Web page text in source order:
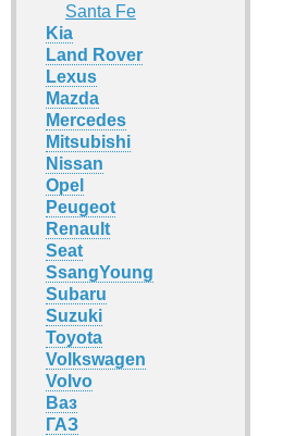
Santa Fe
Kia
Land Rover
Lexus
Mazda
Mercedes
Mitsubishi
Nissan
Opel
Peugeot
Renault
Seat
SsangYoung
Subaru
Suzuki
Toyota
Volkswagen
Volvo
Ваз
ГАЗ